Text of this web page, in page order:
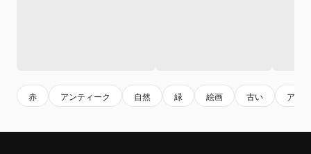
赤 アンティーク 自然 緑 絵画 古い アート